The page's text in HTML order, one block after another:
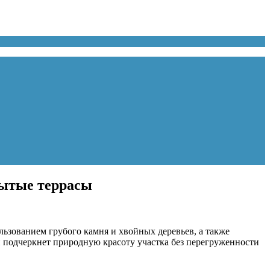
террасы
грубого камня и хвойных деревьев, а также
природную красоту участка без перегруженности